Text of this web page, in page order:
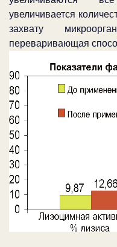
увеличивается
захвату
переваривающая